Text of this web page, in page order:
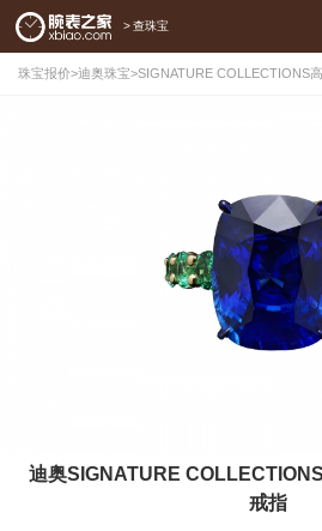
> 查珠宝
珠宝报价>迪奥珠宝>SIGNATURE COLLECTIONS
迪奥SIGNATURE
戒指